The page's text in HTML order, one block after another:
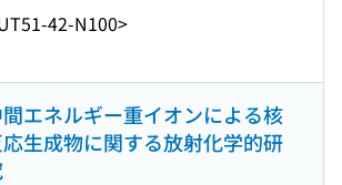
42-N100>
エネルギー重イオンによる核
生成物に関する放射化学的研